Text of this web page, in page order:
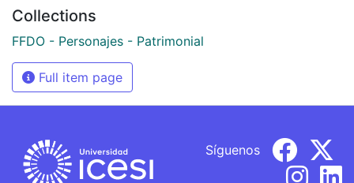
Collections
FFDO - Personajes - Patrimonial
Full item page
Síguenos